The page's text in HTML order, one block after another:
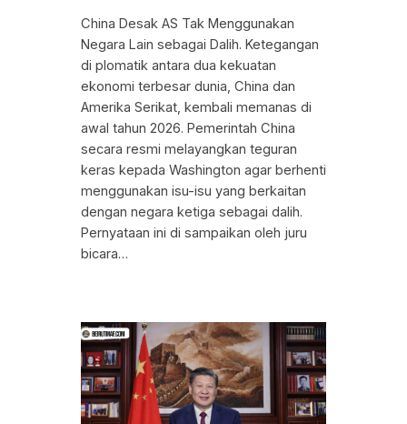
China Desak AS Tak Menggunakan
Negara Lain sebagai Dalih. Ketegangan
di plomatik antara dua kekuatan
ekonomi terbesar dunia, China dan
Amerika Serikat, kembali memanas di
awal tahun 2026. Pemerintah China
secara resmi melayangkan teguran
keras kepada Washington agar berhenti
menggunakan isu-isu yang berkaitan
dengan negara ketiga sebagai dalih.
Pernyataan ini di sampaikan oleh juru
bicara…